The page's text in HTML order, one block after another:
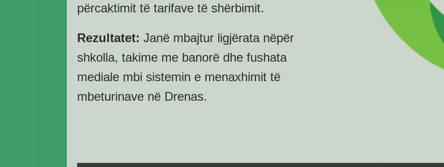
përcaktimit të tarifave të shërbimit.
Rezultatet: Janë mbajtur ligjërata nëpër
shkolla, takime me banorë dhe fushata
mediale mbi sistemin e menaxhimit të
mbeturinave në Drenas.